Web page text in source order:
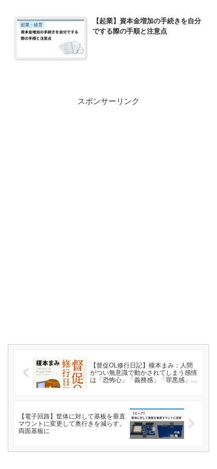
起業・経営
【起業】資本金増加の手続きを自分
でする際の手順と注意点
スポンサーリンク
【督促OL修行日記】榎本まみ：人間
がつい無意識で動かされてしまう感情
は「恐怖心」「義務感」「罪悪感」の
【電子回路】筐体に対して基板を垂直
マウントに変更して奥行きを減らす。
両面基板に